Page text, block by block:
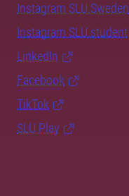
Instagram SLU.Sweden
Instagram SLU.student
LinkedIn
Facebook
TikTok
SLU Play